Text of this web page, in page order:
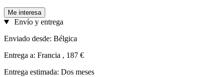
Me interesa
Envío y entrega
Enviado desde: Bélgica
Entrega a: Francia , 187 €
Entrega estimada: Dos meses